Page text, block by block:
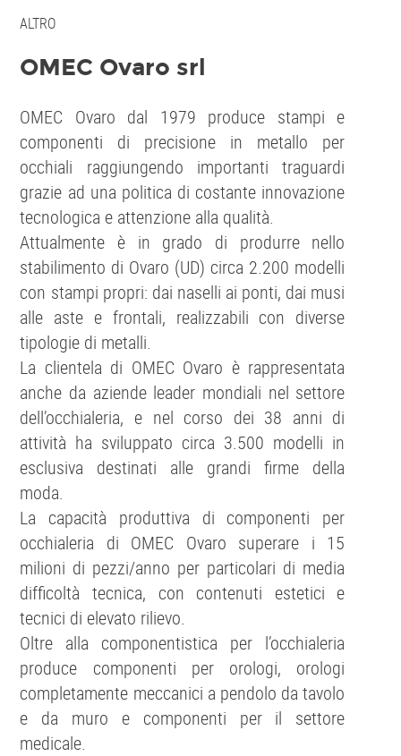
ALTRO
OMEC Ovaro srl
OMEC Ovaro dal 1979 produce stampi e
componenti di precisione in metallo per
occhiali raggiungendo importanti traguardi
grazie ad una politica di costante innovazione
tecnologica e attenzione alla qualità.
Attualmente è in grado di produrre nello
stabilimento di Ovaro (UD) circa 2.200 modelli
con stampi propri: dai naselli ai ponti, dai musi
alle aste e frontali, realizzabili con diverse
tipologie di metalli.
La clientela di OMEC Ovaro è rappresentata
anche da aziende leader mondiali nel settore
dell’occhialeria, e nel corso dei 38 anni di
attività ha sviluppato circa 3.500 modelli in
esclusiva destinati alle grandi firme della
moda.
La capacità produttiva di componenti per
occhialeria di OMEC Ovaro superare i 15
milioni di pezzi/anno per particolari di media
difficoltà tecnica, con contenuti estetici e
tecnici di elevato rilievo.
Oltre alla componentistica per l’occhialeria
produce componenti per orologi, orologi
completamente meccanici a pendolo da tavolo
e da muro e componenti per il settore
medicale.